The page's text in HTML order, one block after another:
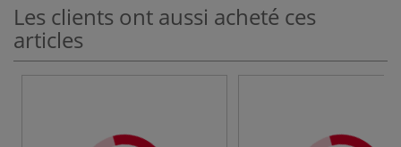
Les clients ont aussi acheté ces
articles